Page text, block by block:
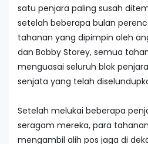
satu penjara paling susah
setelah beberapa bulan
tahanan yang dipimpin oleh
dan Bobby Storey, semua
menguasai seluruh blok
senjata yang telah
Setelah melukai beberapa
seragam mereka, para
mengambil alih pos jaga di